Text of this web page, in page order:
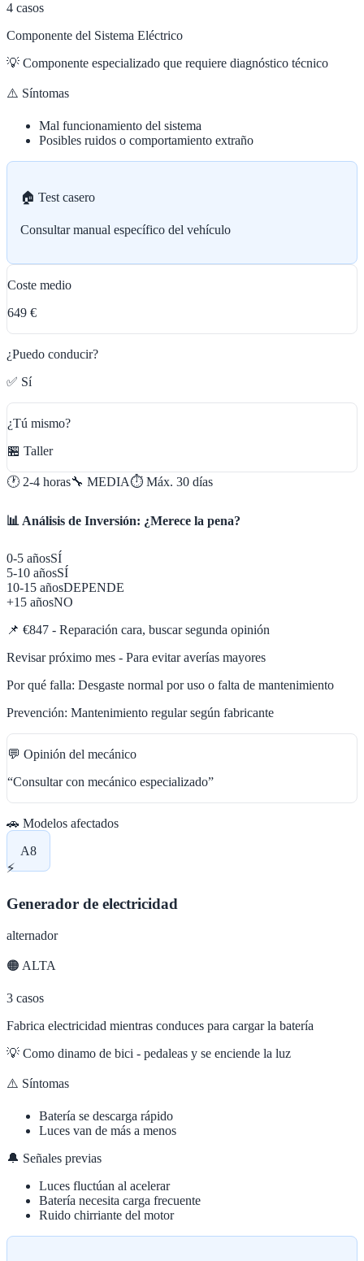
4 casos
Componente del Sistema Eléctrico
💡 Componente especializado que requiere diagnóstico técnico
⚠️ Síntomas
Mal funcionamiento del sistema
Posibles ruidos o comportamiento extraño
🏠 Test casero
Consultar manual específico del vehículo
Coste medio
649 €
¿Puedo conducir?
✅ Sí
¿Tú mismo?
🏪 Taller
🕐 2-4 horas🔧 MEDIA⏱️ Máx. 30 días
📊 Análisis de Inversión: ¿Merece la pena?
0-5 añosSÍ
5-10 añosSÍ
10-15 añosDEPENDE
+15 añosNO
📌 €847 - Reparación cara, buscar segunda opinión
Revisar próximo mes - Para evitar averías mayores
Por qué falla: Desgaste normal por uso o falta de mantenimiento
Prevención: Mantenimiento regular según fabricante
💬 Opinión del mecánico
“Consultar con mecánico especializado”
🚗 Modelos afectados
A8
⚡
Generador de electricidad
alternador
🟠 ALTA
3 casos
Fabrica electricidad mientras conduces para cargar la batería
💡 Como dinamo de bici - pedaleas y se enciende la luz
⚠️ Síntomas
Batería se descarga rápido
Luces van de más a menos
🔔 Señales previas
Luces fluctúan al acelerar
Batería necesita carga frecuente
Ruido chirriante del motor